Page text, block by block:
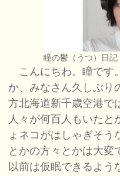
瞳の鬱（うつ）日
こんにちわ。瞳です
か、みなさん久しぶり
方北海道新千歳空港で
人々が何百人もいたと
ょネコがはしゃぎそう
とかの方々とかは大変
以前は仮眠できるよう